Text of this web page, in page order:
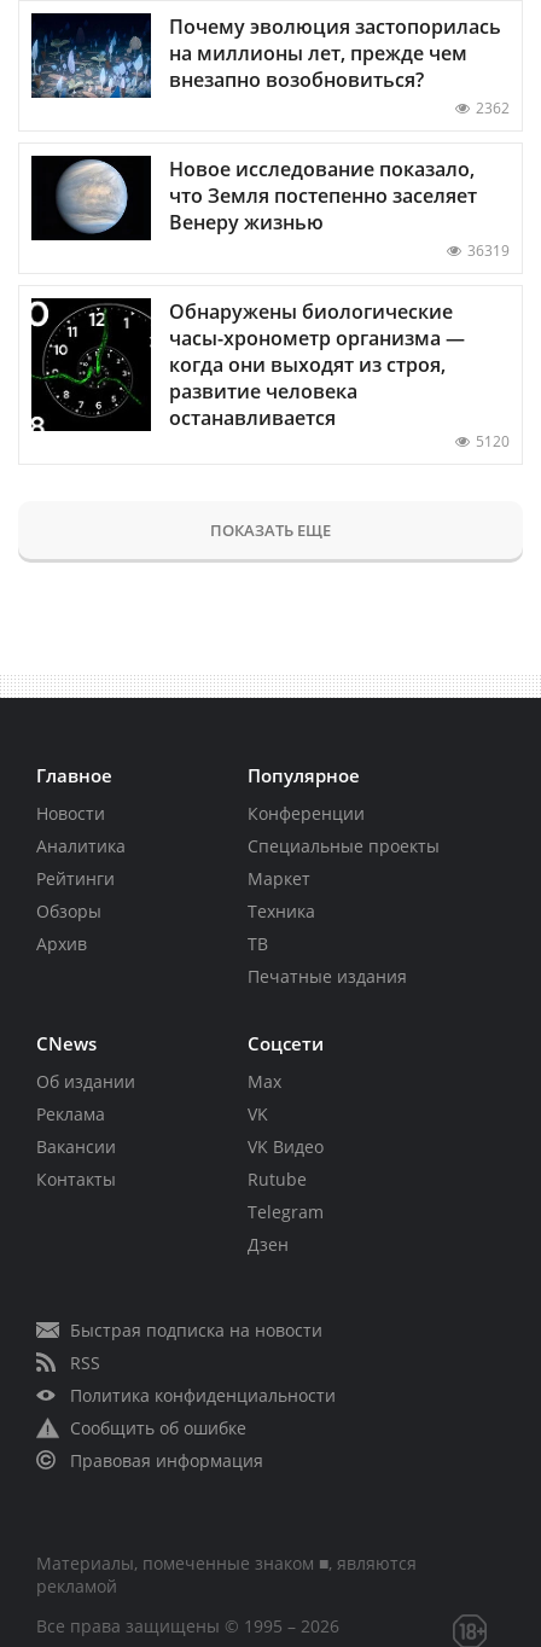
Почему эволюция застопорилась
на миллионы лет, прежде чем
внезапно возобновиться?
2362
Новое исследование показало,
что Земля постепенно заселяет
Венеру жизнью
36319
Обнаружены биологические
часы-хронометр организма —
когда они выходят из строя,
развитие человека
останавливается
5120
ПОКАЗАТЬ ЕЩЕ
Главное
Новости
Аналитика
Рейтинги
Обзоры
Архив
Популярное
Конференции
Специальные проекты
Маркет
Техника
ТВ
Печатные издания
CNews
Об издании
Реклама
Вакансии
Контакты
Соцсети
Max
VK
VK Видео
Rutube
Telegram
Дзен
Быстрая подписка на новости
RSS
Политика конфиденциальности
Сообщить об ошибке
Правовая информация
Материалы, помеченные знаком ■, являются
рекламой
Все права защищены © 1995 – 2026